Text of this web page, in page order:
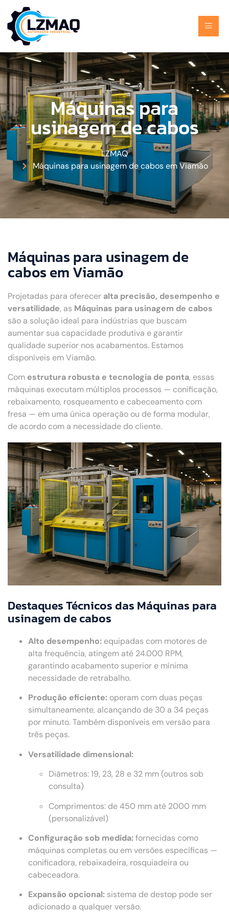
Máquinas para
usinagem de cabos
LZMAQ
Máquinas para usinagem de cabos em Viamão
Máquinas para usinagem de
cabos em Viamão
Projetadas para oferecer alta precisão, desempenho e
versatilidade, as Máquinas para usinagem de cabos
são a solução ideal para indústrias que buscam
aumentar sua capacidade produtiva e garantir
qualidade superior nos acabamentos. Estamos
disponíveis em Viamão.
Com estrutura robusta e tecnologia de ponta, essas
máquinas executam múltiplos processos — conificação,
rebaixamento, rosqueamento e cabeceamento com
fresa — em uma única operação ou de forma modular,
de acordo com a necessidade do cliente.
Destaques Técnicos das Máquinas para
usinagem de cabos
Alto desempenho: equipadas com motores de
alta frequência, atingem até 24.000 RPM,
garantindo acabamento superior e mínima
necessidade de retrabalho.
Produção eficiente: operam com duas peças
simultaneamente, alcançando de 30 a 34 peças
por minuto. Também disponíveis em versão para
três peças.
Versatilidade dimensional:
Diâmetros: 19, 23, 28 e 32 mm (outros sob
consulta)
Comprimentos: de 450 mm até 2000 mm
(personalizável)
Configuração sob medida:fornecidas como
máquinas completas ou em versões específicas —
conificadora, rebaixadeira, rosquiadeira ou
cabeceadora.
Expansão opcional: sistema de destop pode ser
adicionado a qualquer versão.